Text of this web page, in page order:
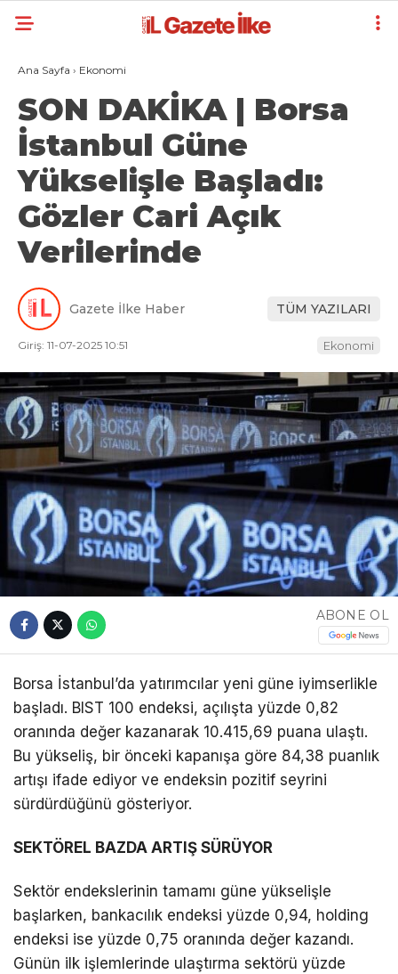
Ana Sayfa › Ekonomi
SON DAKİKA | Borsa
İstanbul Güne
Yükselişle Başladı:
Gözler Cari Açık
Verilerinde
Gazete İlke Haber TÜM YAZILARI
Giriş: 11-07-2025 10:51 Ekonomi
ABONE OL
Borsa İstanbul’da yatırımcılar yeni güne iyimserlikle
başladı. BIST 100 endeksi, açılışta yüzde 0,82
oranında değer kazanarak 10.415,69 puana ulaştı.
Bu yükseliş, bir önceki kapanışa göre 84,38 puanlık
artışı ifade ediyor ve endeksin pozitif seyrini
sürdürdüğünü gösteriyor.
SEKTÖREL BAZDA ARTIŞ SÜRÜYOR
Sektör endekslerinin tamamı güne yükselişle
başlarken, bankacılık endeksi yüzde 0,94, holding
endeksi ise yüzde 0,75 oranında değer kazandı.
Günün ilk işlemlerinde ulaştırma sektörü yüzde